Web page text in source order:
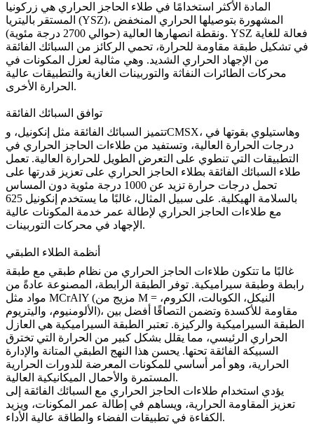
المادة الأكثر استخدامًا في طلاء الحاجز الحراري هي زركونيا
المستقر باليتريا (YSZ)، المشهورة بتوصيلها الحراري المنخفض
ونقطة انصهارها العالية (حوالي 2700 درجة مئوية). YSZ فعالة للغاية
في تشكيل طبقة مقاومة للحرارة، تحمي الركائز من السبائك الفائقة
من الإجهاد الحراري الشديد. وهي مثالية لعزل المكونات في
محركات الطائرات النفاثة والتوربينات الغازية والتطبيقات عالية
الحرارة الأخرى.
توافق السبائك الفائقة
تتميز السبائك الفائقة مثل إنكونيل، و CMSX ، وهاستيلوي بقوتها في
درجات الحرارة العالية، وتستفيد من طلاءات الحاجز الحراري في
التطبيقات التي تنطوي على التعرض الطويل للحرارة العالية. تعمل
طلاء السبائك الفائقة بطلاء الحاجز الحراري على تعزيز قدرتها على
تحمل درجات حرارة تزيد عن 1000 درجة مئوية دون المساس
بالسلامة الهيكلية. على سبيل المثال، غالبًا ما يستخدم إنكونيل 625
مع طلاءات الحاجز الحراري لإطالة عمر خدمة المكونات عالية
الإجهاد في محركات التوربينات.
أنظمة الطلاء الطبقي
غالبًا ما تتكون طلاءات الحاجز الحراري من نظام طبقي مع طبقة
رابطة وطبقة سيراميكية. توفر الطبقة الرابطة، المصنوعة عادةً من
MCrAlY (مزيج من M = النيكل، الكوبالت، الكروم،
الألومنيوم، واليتريوم)، مقاومة للأكسدة وتضمن التصاقًا أفضل بين
الطبقة السيراميكية والركيزة. تعتبر الطبقة السيراميكية هي العازل
الحراري الرئيسي، مما يقلل بشكل كبير من الحرارة التي تخترق
السبيكة الفائقة تحتها. يحسن هذا النهج الطبقي المتانة والإدارة
الحرارية، وهو أمر أساسي للمكونات المعرضة للدورات الحرارية
المستمرة والأحمال الميكانيكية العالية.
يؤدي استخدام طلاءات الحاجز الحراري مع السبائك الفائقة إلى
تعزيز المقاومة الحرارية، ويساهم في إطالة عمر المكونات، ويزيد
الكفاءة في تطبيقات الفضاء والطاقة عالية الأداء.